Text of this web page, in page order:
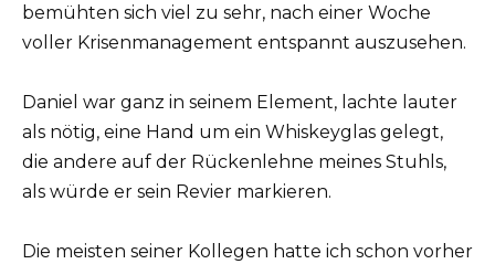
bemühten sich viel zu sehr, nach einer Woche
voller Krisenmanagement entspannt auszusehen.
Daniel war ganz in seinem Element, lachte lauter
als nötig, eine Hand um ein Whiskeyglas gelegt,
die andere auf der Rückenlehne meines Stuhls,
als würde er sein Revier markieren.
Die meisten seiner Kollegen hatte ich schon vorher